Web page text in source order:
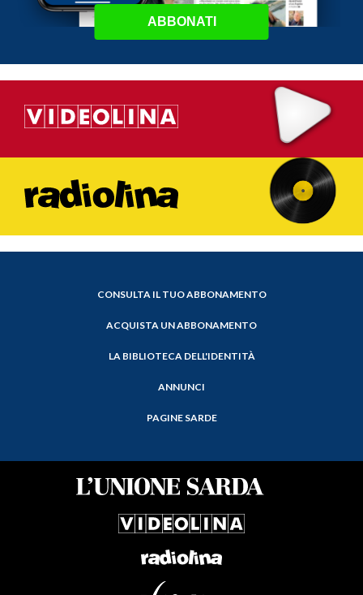
ABBONATI
CONSULTA IL TUO ABBONAMENTO
ACQUISTA UN ABBONAMENTO
LA BIBLIOTECA DELL'IDENTITÀ
ANNUNCI
PAGINE SARDE